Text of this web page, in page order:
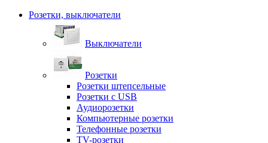
Розетки, выключатели
Выключатели
Розетки
Розетки штепсельные
Розетки с USB
Аудиорозетки
Компьютерные розетки
Телефонные розетки
TV-розетки